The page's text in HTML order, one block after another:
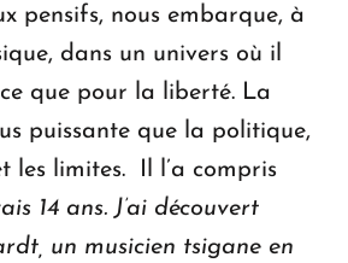
pensifs, nous embarque, à
dans un univers où il
que pour la liberté. La
puissante que la politique,
les limites. Il l’a compris
14 ans. J’ai découvert
un musicien tsigane en